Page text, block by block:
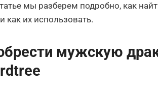
мы разберем подробно, как
как их использовать.
мужскую